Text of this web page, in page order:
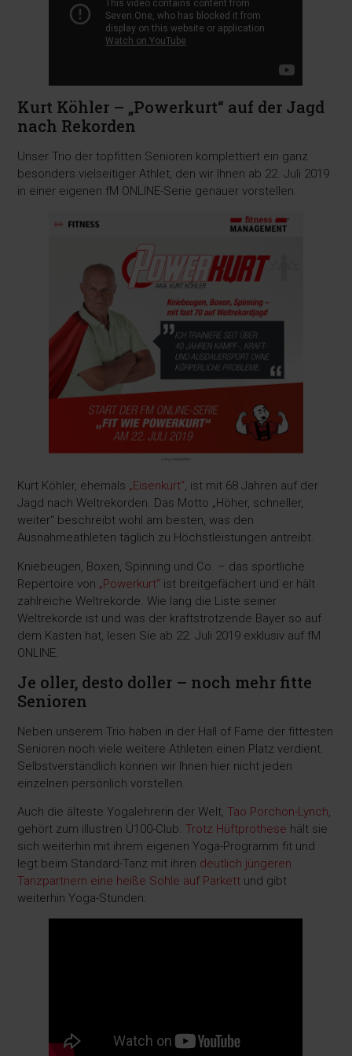
Kurt Köhler – „Powerkurt“ auf der Jagd
nach Rekorden
Unser Trio der topfitten Senioren komplettiert ein ganz
besonders vielseitiger Athlet, den wir Ihnen ab 22. Juli 2019
in einer eigenen fM ONLINE-Serie genauer vorstellen.
Kurt Köhler, ehemals „Eisenkurt“, ist mit 68 Jahren auf der
Jagd nach Weltrekorden. Das Motto „Höher, schneller,
weiter“ beschreibt wohl am besten, was den
Ausnahmeathleten täglich zu Höchstleistungen antreibt.
Kniebeugen, Boxen, Spinning und Co. – das sportliche
Repertoire von „Powerkurt“ ist breitgefächert und er hält
zahlreiche Weltrekorde. Wie lang die Liste seiner
Weltrekorde ist und was der kraftstrotzende Bayer so auf
dem Kasten hat, lesen Sie ab 22. Juli 2019 exklusiv auf fM
ONLINE.
Je oller, desto doller – noch mehr fitte
Senioren
Neben unserem Trio haben in der Hall of Fame der fittesten
Senioren noch viele weitere Athleten einen Platz verdient.
Selbstverständlich können wir Ihnen hier nicht jeden
einzelnen persönlich vorstellen.
Auch die älteste Yogalehrerin der Welt,Tao Porchon-Lynch,
gehört zum illustren Ü100-Club.Trotz Hüftprothese hält sie
sich weiterhin mit ihrem eigenen Yoga-Programm fit und
legt beim Standard-Tanz mit ihren deutlich jüngeren
Tanzpartnern eine heiße Sohle auf Parkett und gibt
weiterhin Yoga-Stunden: